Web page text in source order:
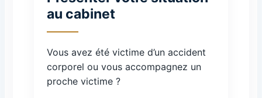
au cabinet
Vous avez été victime d’un accident
corporel ou vous accompagnez un
proche victime ?